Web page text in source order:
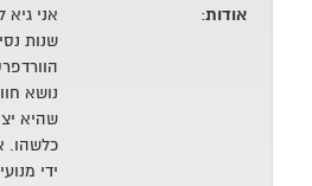
אודות:
שנות
נושא
שהיא
כלשהו.
ידי